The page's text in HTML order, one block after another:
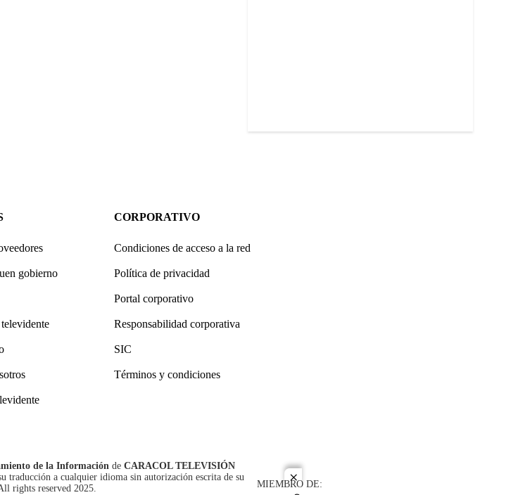
close
gobierno
CORPORATIVO
Condiciones de acceso a la red
Política de privacidad
Portal corporativo
Responsabilidad corporativa
SIC
Términos y condiciones
de la Información de CARACOL TELEVISIÓN
traducción a cualquier idioma sin autorización escrita de su
rights reserved 2025.
MIEMBRO DE: